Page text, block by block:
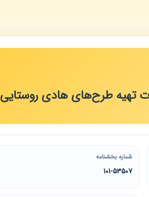
تهیه طرح‌های هادی روستایی
شماره بخشنامه
101-53507